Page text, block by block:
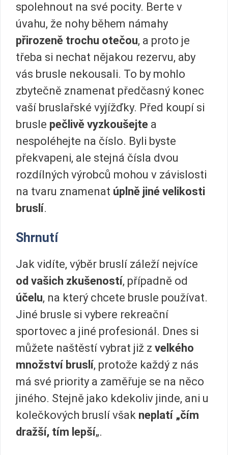
spolehnout na své pocity. Berte v
úvahu, že nohy během námahy
přirozeně trochu otečou, a proto je
třeba si nechat nějakou rezervu, aby
vás brusle nekousali. To by mohlo
zbytečně znamenat předčasný konec
vaší bruslařské vyjížďky. Před koupí si
brusle pečlivě vyzkoušejte a
nespoléhejte na číslo. Byli byste
překvapeni, ale stejná čísla dvou
rozdílných výrobců mohou v závislosti
na tvaru znamenat úplně jiné velikosti
bruslí.
Shrnutí
Jak vidíte, výběr bruslí záleží nejvíce
od vašich zkušeností, případně od
účelu, na který chcete brusle používat.
Jiné brusle si vybere rekreační
sportovec a jiné profesionál. Dnes si
můžete naštěstí vybrat již z velkého
množství bruslí, protože každý z nás
má své priority a zaměřuje se na něco
jiného. Stejně jako kdekoliv jinde, ani u
kolečkových bruslí však neplatí „čím
dražší, tím lepší„.